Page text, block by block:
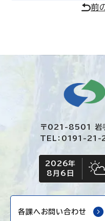
前
〒021-8501 岩
TEL：0191-21-
今日の日付
2026年
8月6日
今日
晴
各課へお問い合わせ